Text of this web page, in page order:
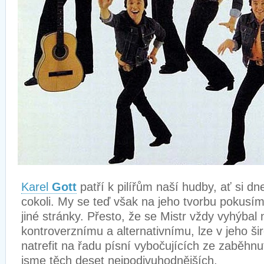
Karel Gott patří k pilířům naší hudby, ať si
cokoli. My se teď však na jeho tvorbu
jiné stránky. Přesto, že se Mistr vždy vyhýbal
kontroverznímu a alternativnímu, lze v jeho
natrefit na řadu písní vybočujících ze
jsme těch deset nejpodivuhodnějších.